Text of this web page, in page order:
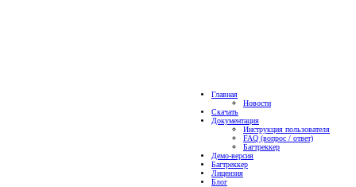
Главная
Новости
Скачать
Документация
Инструкция пользователя
FAQ (вопрос / ответ)
Багтреккер
Демо-версия
Багтреккер
Лицензия
Блог